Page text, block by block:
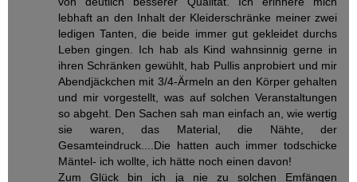
lebhaft an den Inhalt der Kleiderschränke meiner zwei
ledigen Tanten, die beide immer gut gekleidet durchs
Leben gingen. Ich hab als Kind wahnsinnig gerne in
ihren Schränken gewühlt, hab Pullis anprobiert und mir
Abendjäckchen mit 3/4-Ärmeln an den Körper gehalten
und mir vorgestellt, was auf solchen Veranstaltungen
so abgeht. Den Sachen sah man einfach an, wie wertig
sie waren, das Material, die Nähte, der
Gesamteindruck....Die hatten auch immer todschicke
Mäntel- ich wollte, ich hätte noch einen davon!
Zum Glück bin ich ja nie zu solchen Emfängen